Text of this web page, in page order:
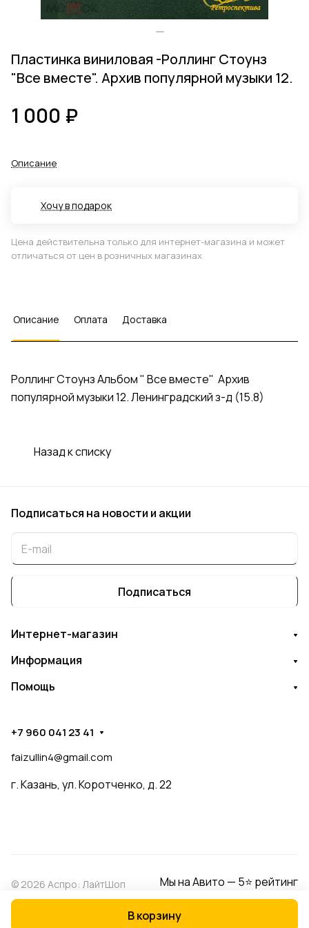
Пластинка виниловая -Роллинг Стоунз
"Все вместе". Архив популярной музыки 12.
1 000 ₽
В корзину
Описание
Хочу в подарок
Цена действительна только для интернет-магазина и может
отличаться от цен в розничных магазинах
Описание Оплата Доставка
Роллинг Стоунз Альбом " Все вместе" Архив
популярной музыки 12. Ленинградский з-д (15.8)
Назад к списку
Подписаться на новости и акции
Подписаться
Интернет-магазин
Информация
Помощь
+7 960 041 23 41
faizullin4@gmail.com
г. Казань, ул. Коротченко, д. 22
© 2026 Аспро: ЛайтШоп Мы на Авито — 5⭐ рейтинг
Оферта